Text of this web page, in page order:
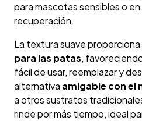
para mascotas sensibles o
recuperación.
La textura suave
para las patas,
fácil de usar, reemplazar y
alternativa amigable con el
a otros sustratos
rinde por más tiempo, ideal